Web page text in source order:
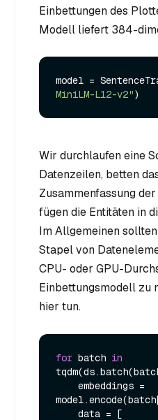
Einbettungen des
Modell liefert 384-
model =
MiniLM-L12-v2"
Wir durchlaufen eine
Datenzeilen, betten
Zusammenfassung
fügen die Entitäten in
Im Allgemeinen
Stapel von
CPU- oder GPU-
Einbettungsmodell zu
hier tun.
for batch in